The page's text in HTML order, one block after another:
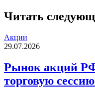
Читать
Акции
29.07.2026
Рынок акций
торговую